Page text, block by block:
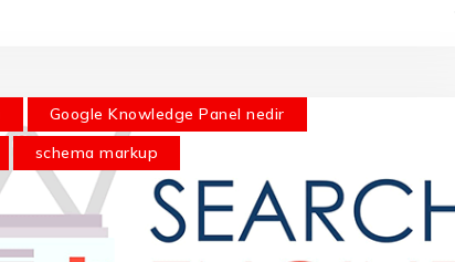
Google Knowledge Panel nedir
schema markup